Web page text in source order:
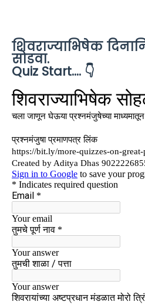
शिवराज्याभिषेक
सोडवा.
Quiz Start.... 👇